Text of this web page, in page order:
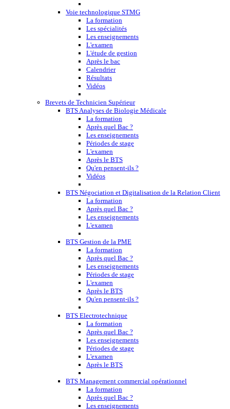
Voie technologique STMG
La formation
Les spécialités
Les enseignements
L'examen
L'étude de gestion
Après le bac
Calendrier
Résultats
Vidéos
Brevets de Technicien Supérieur
BTS Analyses de Biologie Médicale
La formation
Après quel Bac ?
Les enseignements
Périodes de stage
L'examen
Après le BTS
Qu'en pensent-ils ?
Vidéos
BTS Négociation et Digitalisation de la Relation Client
La formation
Après quel Bac ?
Les enseignements
L'examen
BTS Gestion de la PME
La formation
Après quel Bac ?
Les enseignements
Périodes de stage
L'examen
Après le BTS
Qu'en pensent-ils ?
BTS Electrotechnique
La formation
Après quel Bac ?
Les enseignements
Périodes de stage
L'examen
Après le BTS
BTS Management commercial opérationnel
La formation
Après quel Bac ?
Les enseignements